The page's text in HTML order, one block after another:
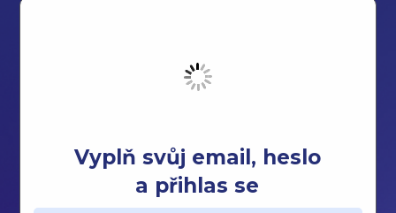
Vyplň svůj email, heslo
a přihlas se